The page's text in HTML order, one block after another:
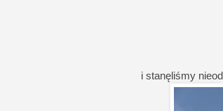
i stanęliśmy